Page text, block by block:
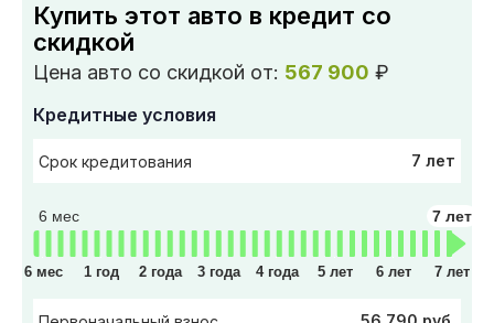
Купить этот авто в кредит со
скидкой
Цена авто со скидкой от: 567 900 ₽
Кредитные условия
Срок кредитования 7 лет
6 мес 7 лет
6 мес 1 год 2 года 3 года 4 года 5 лет 6 лет 7 лет